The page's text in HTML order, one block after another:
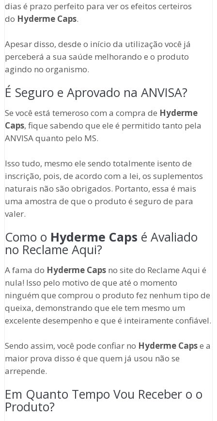
dias é prazo perfeito para ver os efeitos certeiros
do Hyderme Caps.
Apesar disso, desde o início da utilização você já
perceberá a sua saúde melhorando e o produto
agindo no organismo.
É Seguro e Aprovado na ANVISA?
Se você está temeroso com a compra de Hyderme
Caps, fique sabendo que ele é permitido tanto pela
ANVISA quanto pelo MS.
Isso tudo, mesmo ele sendo totalmente isento de
inscrição, pois, de acordo com a lei, os suplementos
naturais não são obrigados. Portanto, essa é mais
uma amostra de que o produto é seguro de para
valer.
Como o Hyderme Caps é Avaliado
no Reclame Aqui?
A fama do Hyderme Capsno site do Reclame Aqui é
nula! Isso pelo motivo de que até o momento
ninguém que comprou o produto fez nenhum tipo de
queixa, demonstrando que ele tem mesmo um
excelente desempenho e que é inteiramente confiável.
Sendo assim, você pode confiar no Hyderme Capse a
maior prova disso é que quem já usou não se
arrepende.
Em Quanto Tempo Vou Receber o o
Produto?